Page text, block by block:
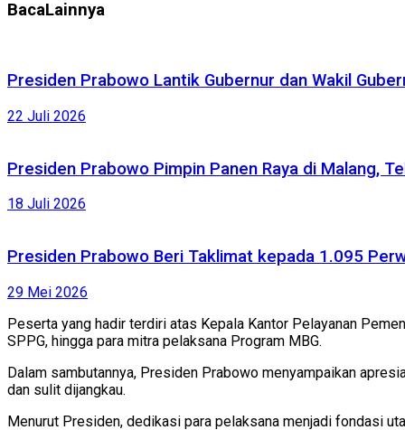
BacaLainnya
Presiden Prabowo Lantik Gubernur dan Wakil
22 Juli 2026
Presiden Prabowo Pimpin Panen Raya di Malang,
18 Juli 2026
Presiden Prabowo Beri Taklimat kepada 1.095
29 Mei 2026
Peserta yang hadir terdiri atas Kepala Kantor Pelayanan
SPPG, hingga para mitra pelaksana Program MBG.
Dalam sambutannya, Presiden Prabowo menyampaikan
dan sulit dijangkau.
Menurut Presiden, dedikasi para pelaksana menjadi fondasi